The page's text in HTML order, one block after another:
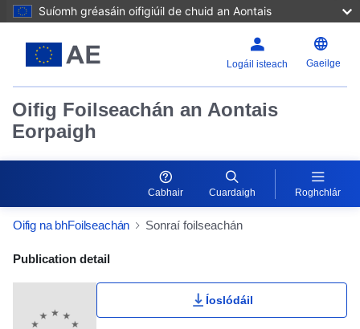
Suíomh gréasáin oifigiúil de chuid an Aontais
Logáil isteach Gaeilge
Oifig Foilseachán an Aontais
Eorpaigh
Cabhair Cuardaigh Roghchlár
Oifig na bhFoilseachán Sonraí foilseachán
Publication Detail Actions Portlet
Publication detail
Íoslódáil